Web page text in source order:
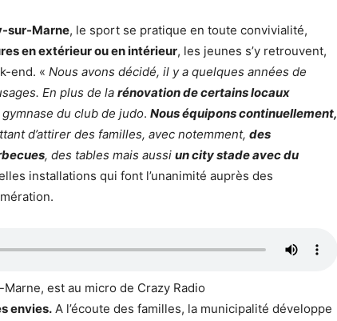
sur-Marne, le sport se pratique en toute convivialité,
en extérieur ou en intérieur, les jeunes s’y retrouvent,
end. « Nous avons décidé, il y a quelques années de
En plus de la rénovation de certains locaux
du club de judo. Nous équipons continuellement,
d’attirer des familles, avec notemment, des
, des tables mais aussi un city stade avec du
installations qui font l’unanimité auprès des
est au micro de Crazy Radio
envies. A l’écoute des familles, la municipalité développe